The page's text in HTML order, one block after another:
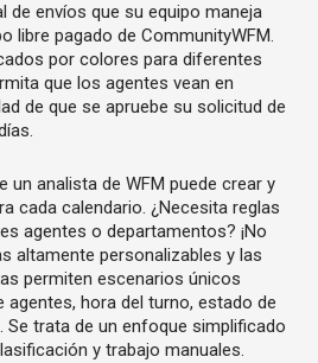
de envíos que su equipo maneja
libre pagado de CommunityWFM.
por colores para diferentes
que los agentes vean en
de que se apruebe su solicitud de
un analista de WFM puede crear y
cada calendario. ¿Necesita reglas
agentes o departamentos? ¡No
altamente personalizables y las
permiten escenarios únicos
agentes, hora del turno, estado de
Se trata de un enfoque simplificado
y trabajo manuales.